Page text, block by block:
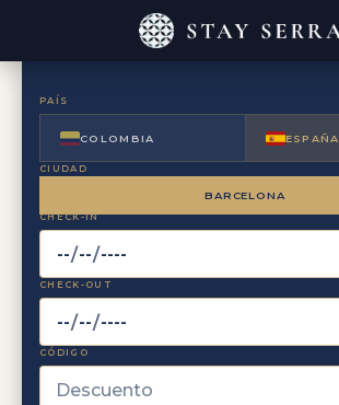
PAÍS
COLOMBIA ESPAÑA
CIUDAD
BARCELONA
CHECK-IN
CHECK-OUT
CÓDIGO